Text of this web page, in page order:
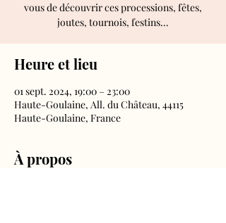
vous de découvrir ces processions, fêtes,
joutes, tournois, festins...
Heure et lieu
01 sept. 2024, 19:00 – 23:00
Haute-Goulaine, All. du Château, 44115
Haute-Goulaine, France
À propos